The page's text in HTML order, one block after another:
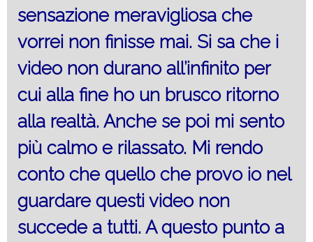
sensazione meravigliosa che
vorrei non finisse mai. Si sa che i
video non durano all’infinito per
cui alla fine ho un brusco ritorno
alla realtà. Anche se poi mi sento
più calmo e rilassato. Mi rendo
conto che quello che provo io nel
guardare questi video non
succede a tutti. A questo punto a